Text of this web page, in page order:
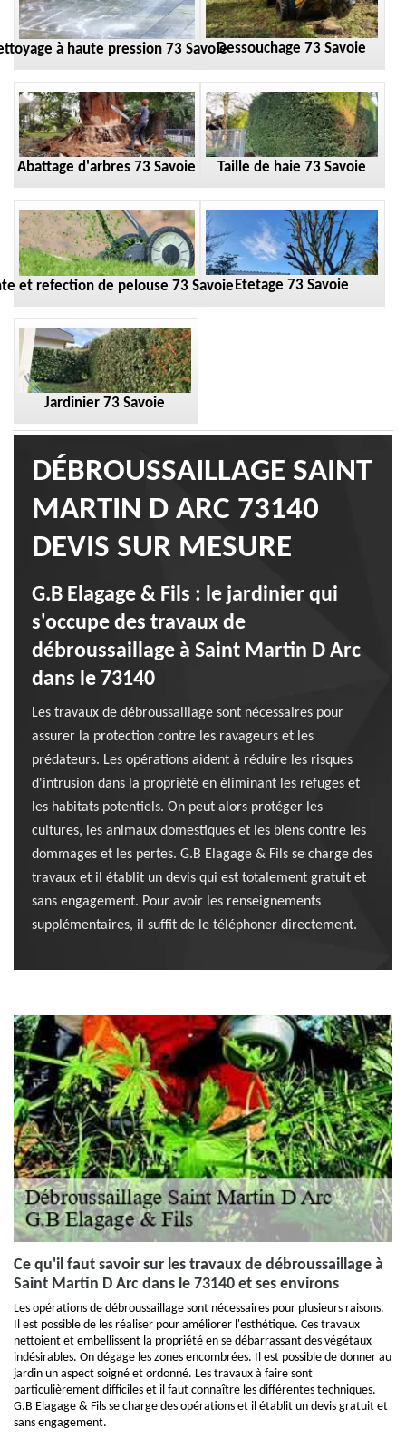
à haute pression 73 SavoieDessouchage 73 Savoie
Abattage d'arbres 73 Savoie Taille de haie 73 Savoie
et refection de pelouse 73 Savoie Etetage 73 Savoie
Jardinier 73 Savoie
DÉBROUSSAILLAGE SAINT
MARTIN D ARC 73140
DEVIS SUR MESURE
G.B Elagage & Fils : le jardinier qui
s'occupe des travaux de
débroussaillage à Saint Martin D Arc
dans le 73140
Les travaux de débroussaillage sont nécessaires pour
assurer la protection contre les ravageurs et les
prédateurs. Les opérations aident à réduire les risques
d'intrusion dans la propriété en éliminant les refuges et
les habitats potentiels. On peut alors protéger les
cultures, les animaux domestiques et les biens contre les
dommages et les pertes. G.B Elagage & Fils se charge des
travaux et il établit un devis qui est totalement gratuit et
sans engagement. Pour avoir les renseignements
supplémentaires, il suffit de le téléphoner directement.
Ce qu'il faut savoir sur les travaux de débroussaillage à
Saint Martin D Arc dans le 73140 et ses environs
Les opérations de débroussaillage sont nécessaires pour plusieurs raisons.
Il est possible de les réaliser pour améliorer l'esthétique. Ces travaux
nettoient et embellissent la propriété en se débarrassant des végétaux
indésirables. On dégage les zones encombrées. Il est possible de donner au
jardin un aspect soigné et ordonné. Les travaux à faire sont
particulièrement difficiles et il faut connaître les différentes techniques.
G.B Elagage & Fils se charge des opérations et il établit un devis gratuit et
sans engagement.